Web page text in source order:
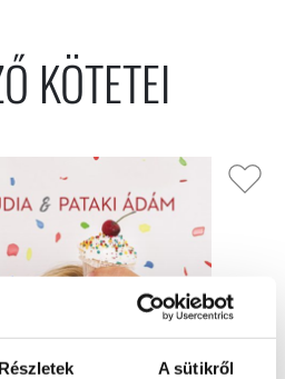
Részletek A sütikről
KÖTETEI